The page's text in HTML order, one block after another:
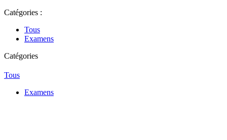
Catégories :
Tous
Examens
Catégories
Tous
Examens